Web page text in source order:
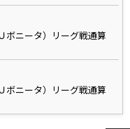
ボニータ）リーグ戦通算
ボニータ）リーグ戦通算